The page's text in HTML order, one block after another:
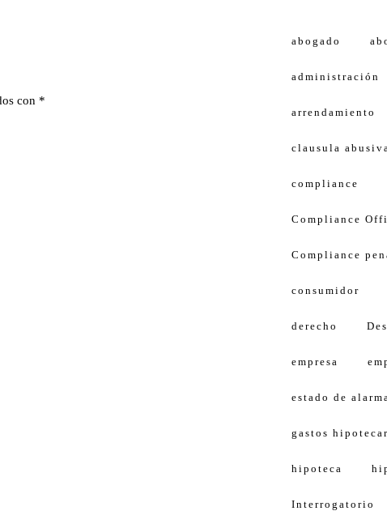
con *
abogado
administración
arrendamiento
clausula
compliance
Compliance
Compliance
consumidor
derecho
empresa
estado de
gastos
hipoteca
Interrogatorio